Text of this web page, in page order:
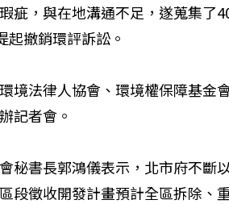
疵，與在地溝通不足，遂蒐集了
撤銷環評訴訟。
境法律人協會、環境權保障基金
記者會。
秘書長郭鴻儀表示，北市府不斷
段徵收開發計畫預計全區拆除、